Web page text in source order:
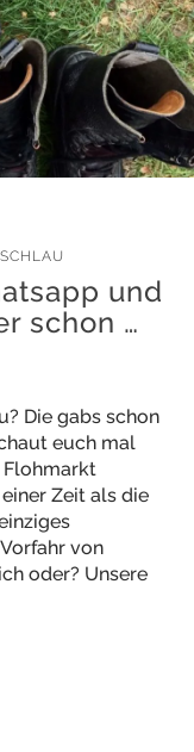
SCHLAU
und
schon …
Die gabs schon
euch mal
Flohmarkt
Zeit als die
von
oder? Unsere